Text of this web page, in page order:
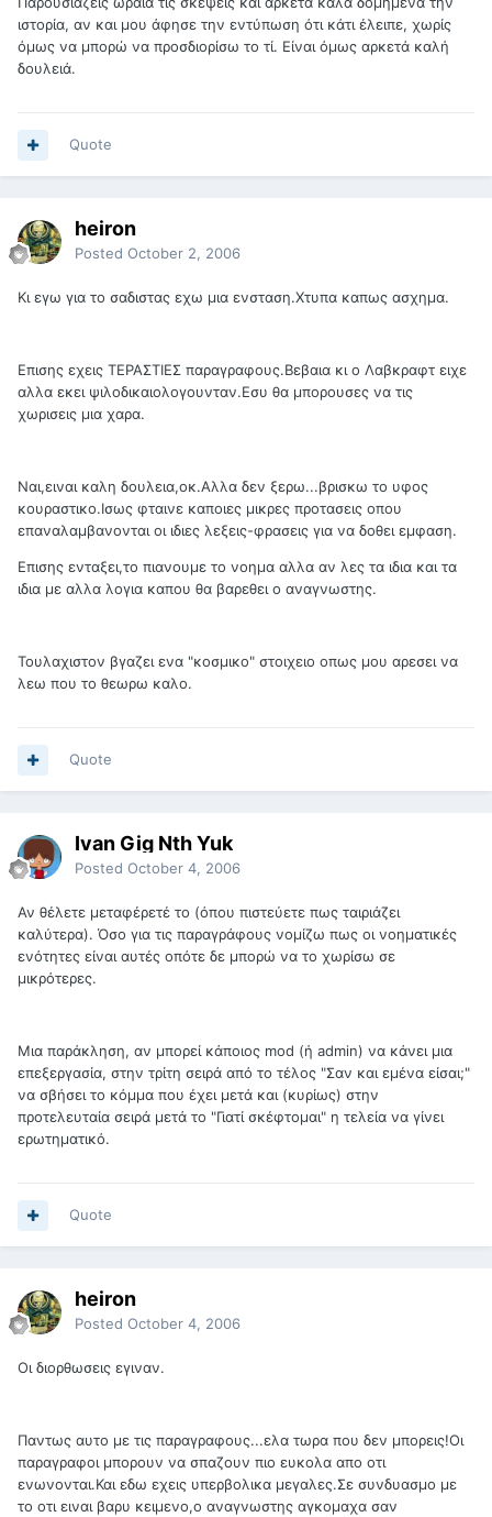
ιστορία, αν και μου άφησε την εντύπωση ότι κάτι έλειπε, χωρίς
όμως να μπορώ να προσδιορίσω το τί. Είναι όμως αρκετά καλή
δουλειά.
Quote
heiron
Posted October 2, 2006
Κι εγω για το σαδιστας εχω μια ενσταση.Χτυπα καπως ασχημα.
Επισης εχεις ΤΕΡΑΣΤΙΕΣ παραγραφους.Βεβαια κι ο Λαβκραφτ ειχε
αλλα εκει ψιλοδικαιολογουνταν.Εσυ θα μπορουσες να τις
χωρισεις μια χαρα.
Ναι,ειναι καλη δουλεια,οκ.Αλλα δεν ξερω...βρισκω το υφος
κουραστικο.Ισως φταινε καποιες μικρες προτασεις οπου
επαναλαμβανονται οι ιδιες λεξεις-φρασεις για να δοθει εμφαση.
Επισης ενταξει,το πιανουμε το νοημα αλλα αν λες τα ιδια και τα
ιδια με αλλα λογια καπου θα βαρεθει ο αναγνωστης.
Τουλαχιστον βγαζει ενα "κοσμικο" στοιχειο οπως μου αρεσει να
λεω που το θεωρω καλο.
Quote
Ivan Gig Nth Yuk
Posted October 4, 2006
Αν θέλετε μεταφέρετέ το (όπου πιστεύετε πως ταιριάζει
καλύτερα). Όσο για τις παραγράφους νομίζω πως οι νοηματικές
ενότητες είναι αυτές οπότε δε μπορώ να το χωρίσω σε
μικρότερες.
Μια παράκληση, αν μπορεί κάποιος mod (ή admin) να κάνει μια
επεξεργασία, στην τρίτη σειρά από το τέλος "Σαν και εμένα είσαι;"
να σβήσει το κόμμα που έχει μετά και (κυρίως) στην
προτελευταία σειρά μετά το "Γιατί σκέφτομαι" η τελεία να γίνει
ερωτηματικό.
Quote
heiron
Posted October 4, 2006
Οι διορθωσεις εγιναν.
Παντως αυτο με τις παραγραφους...ελα τωρα που δεν μπορεις!Οι
παραγραφοι μπορουν να σπαζουν πιο ευκολα απο οτι
ενωνονται.Και εδω εχεις υπερβολικα μεγαλες.Σε συνδυασμο με
το οτι ειναι βαρυ κειμενο,ο αναγνωστης αγκομαχα σαν